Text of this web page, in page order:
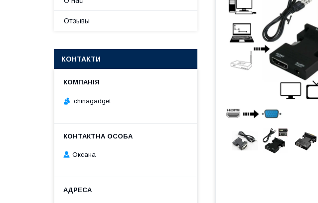
Отзывы
КОНТАКТИ
chinagadget
Оксана